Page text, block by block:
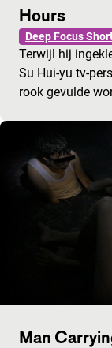
Hours
Deep Focus
Terwijl hij
Su Hui-yu tv-
rook gevulde
Man